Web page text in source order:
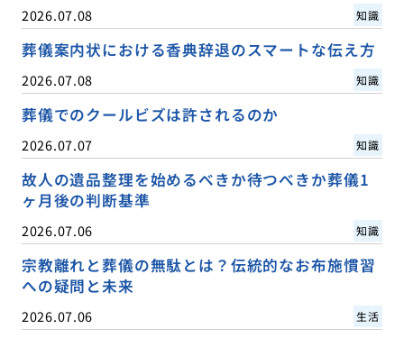
2026.07.08 知識
葬儀案内状における香典辞退のスマートな伝え方
2026.07.08 知識
葬儀でのクールビズは許されるのか
2026.07.07 知識
故人の遺品整理を始めるべきか待つべきか葬儀1
ヶ月後の判断基準
2026.07.06 知識
宗教離れと葬儀の無駄とは？伝統的なお布施慣習
への疑問と未来
2026.07.06 生活